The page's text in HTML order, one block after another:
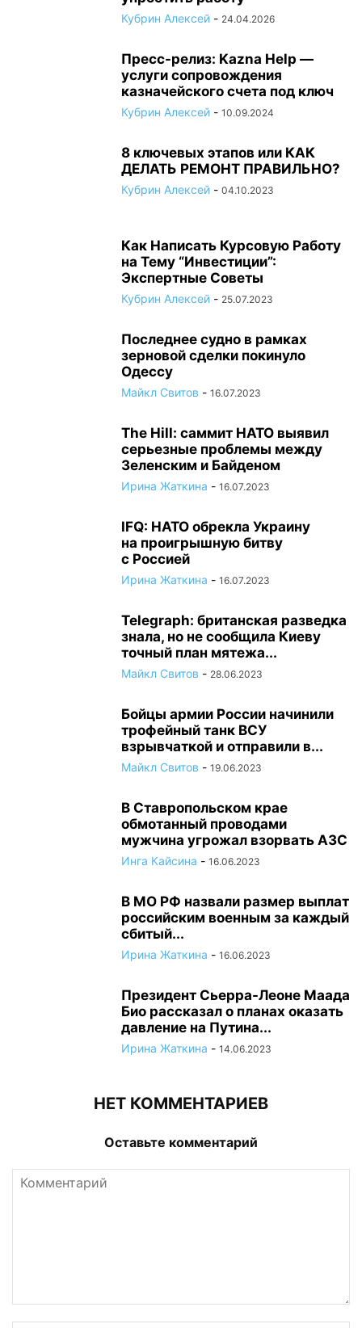
Кубрин Алексей - 24.04.2026
Пресс-релиз: Kazna Help —
услуги сопровождения
казначейского счета под ключ
Кубрин Алексей - 10.09.2024
8 ключевых этапов или КАК
ДЕЛАТЬ РЕМОНТ ПРАВИЛЬНО?
Кубрин Алексей - 04.10.2023
Как Написать Курсовую Работу
на Тему “Инвестиции”:
Экспертные Советы
Кубрин Алексей - 25.07.2023
Последнее судно в рамках
зерновой сделки покинуло
Одессу
Майкл Свитов - 16.07.2023
The Hill: саммит НАТО выявил
серьезные проблемы между
Зеленским и Байденом
Ирина Жаткина - 16.07.2023
IFQ: НАТО обрекла Украину
на проигрышную битву
с Россией
Ирина Жаткина - 16.07.2023
Telegraph: британская разведка
знала, но не сообщила Киеву
точный план мятежа...
Майкл Свитов - 28.06.2023
Бойцы армии России начинили
трофейный танк ВСУ
взрывчаткой и отправили в...
Майкл Свитов - 19.06.2023
В Ставропольском крае
обмотанный проводами
мужчина угрожал взорвать АЗС
Инга Кайсина - 16.06.2023
В МО РФ назвали размер выплат
российским военным за каждый
сбитый...
Ирина Жаткина - 16.06.2023
Президент Сьерра-Леоне Маада
Био рассказал о планах оказать
давление на Путина...
Ирина Жаткина - 14.06.2023
НЕТ КОММЕНТАРИЕВ
Оставьте комментарий